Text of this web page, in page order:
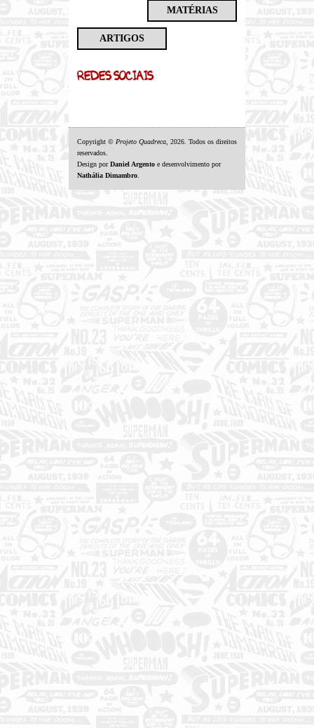
MATÉRIAS
ARTIGOS
REDES SOCIAIS
Copyright © Projeto Quadreca , 2026. Todos os direitos
reservados.
Design porDaniel Argento e desenvolvimento por
Nathália Dimambro